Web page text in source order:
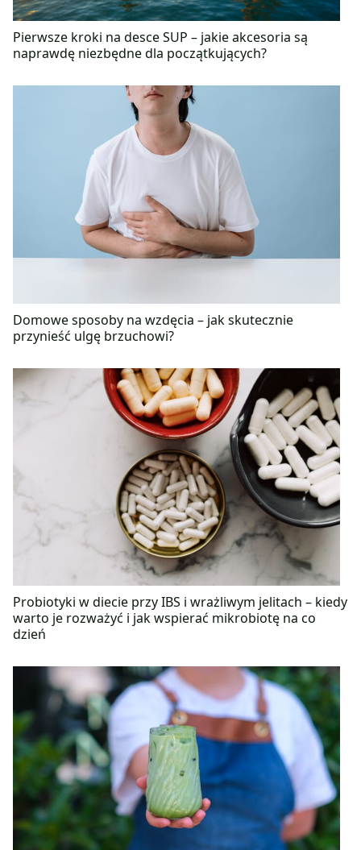
Pierwsze kroki na desce SUP – jakie akcesoria są
naprawdę niezbędne dla początkujących?
Domowe sposoby na wzdęcia – jak skutecznie
przynieść ulgę brzuchowi?
Probiotyki w diecie przy IBS i wrażliwym jelitach – kiedy
warto je rozważyć i jak wspierać mikrobiotę na co
dzień